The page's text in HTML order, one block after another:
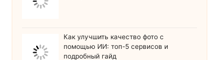
Как улучшить качество фото с
помощью ИИ: топ-5 сервисов и
подробный гайд